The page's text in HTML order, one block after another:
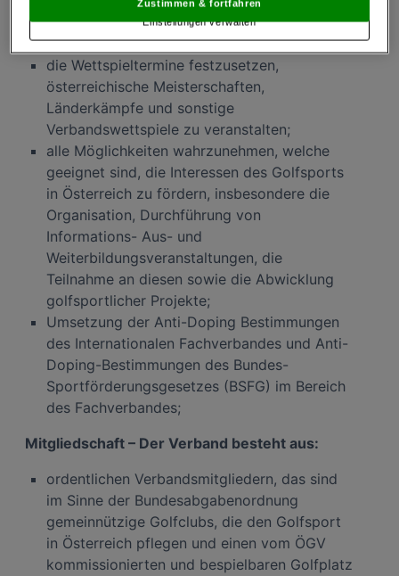
Standards der österreichischen Golfplätze zu
erlassen;
die Wettspieltermine festzusetzen,
österreichische Meisterschaften,
Länderkämpfe und sonstige
Verbandswettspiele zu veranstalten;
alle Möglichkeiten wahrzunehmen, welche
geeignet sind, die Interessen des Golfsports
in Österreich zu fördern, insbesondere die
Organisation, Durchführung von
Informations- Aus- und
Weiterbildungsveranstaltungen, die
Teilnahme an diesen sowie die Abwicklung
golfsportlicher Projekte;
Umsetzung der Anti-Doping Bestimmungen
des Internationalen Fachverbandes und Anti-
Doping-Bestimmungen des Bundes-
Sportförderungsgesetzes (BSFG) im Bereich
des Fachverbandes;
Mitgliedschaft – Der Verband besteht aus:
ordentlichen Verbandsmitgliedern, das sind
im Sinne der Bundesabgabenordnung
gemeinnützige Golfclubs, die den Golfsport
in Österreich pflegen und einen vom ÖGV
kommissionierten und bespielbaren Golfplatz
angemessenes Datenschutzniveau bescheinigt.Es besteht insbesondere
das Risiko, dass Ihre Daten dem Zugriff durch US-Behörden zu Kontroll- und
Überwachungszwecken unterliegen und dagegen keine wirksamen
Rechtsbehelfe zur Verfügung stehen.
Mit Klick auf „Zustimmen & fortfahren“ willigen Sie in die Verwendung
In den Einstellungen können Sie jederzeit Ihre Präferenzen verwalten und
Widerspruch gegen die Verarbeitung auf der Grundlage berechtigter
Interessen einlegen. Klicken Sie dazu auf „Cookie Einstellungen“, die sich auf
jeder Seite unten im Footer befinden.
Link zur Datenschutzrichtlinie
Impressum
Wir und unsere Partner verarbeiten Daten, um
Folgendes bereitzustellen:
Verwendung genauer Standortdaten. Endgeräteeigenschaften zur Identifikation
aktiv abfragen. Speichern von oder Zugriff auf Informationen auf einem
Endgerät. Personalisierte Werbung und Inhalte, Messung von Werbeleistung
und der Performance von Inhalten, Zielgruppenforschung sowie Entwicklung
und Verbesserung von Angeboten.
Liste der Partner (Lieferanten)
Einstellungen verwalten
Zustimmen & fortfahren